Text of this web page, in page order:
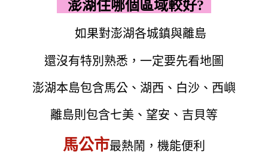
澎湖住哪個區域較好?
如果對澎湖各城鎮與離島
還沒有特別熟悉，一定要先看地圖
澎湖本島包含馬公、湖西、白沙、西嶼
離島則包含七美、望安、吉貝等
馬公市最熱鬧， 機能便利